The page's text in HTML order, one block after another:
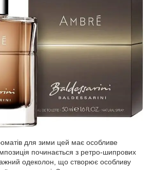
для зими цей має особливе
починається з ретро-шипрових
одеколон, що створює особливу